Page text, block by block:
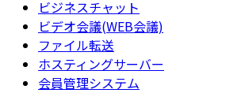
ビジネスチャット
ビデオ会議(WEB会議)
ファイル転送
ホスティングサーバー
会員管理システム